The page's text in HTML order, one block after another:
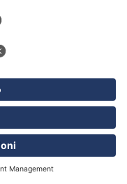
- Hotelturist